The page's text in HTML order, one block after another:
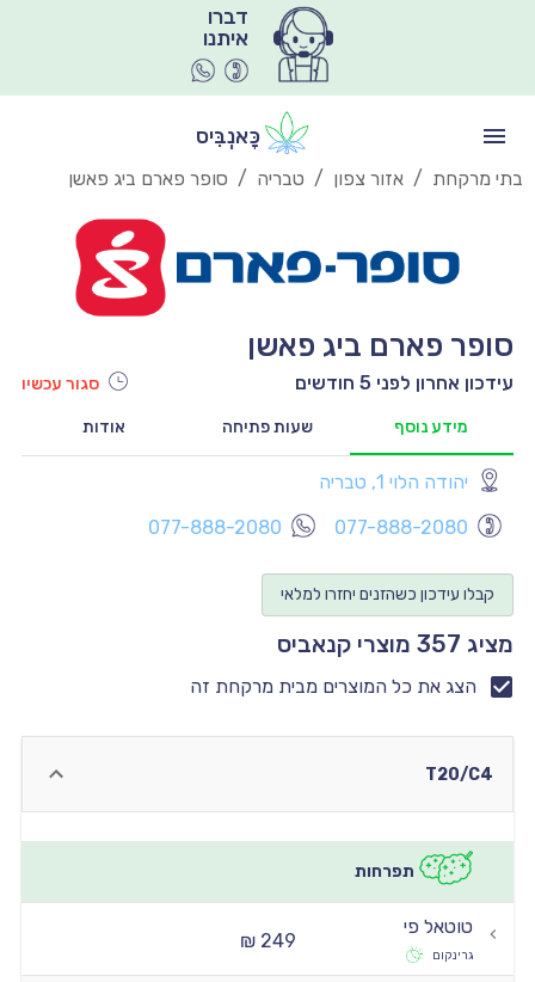
איתנו
כָּאנְבִּיס
בתי מרקחת / אזור צפון / טבריה / סופר פארם ביג פאשן
סופר פארם ביג פאשן
עידכון אחרון לפני 5 חודשים סגור עכשיו
מידע נוסף שעות פתיחה אודות
יהודה הלוי 1, טבריה
077-888-2080
077-888-2080
קבלו עידכון כשהזנים יחזרו למלאי
מציג 357 מוצרי קנאביס
הצג את כל המוצרים מבית מרקחת זה
T20/C4
תפרחות
טוטאל פי
גרינקום
249 ₪